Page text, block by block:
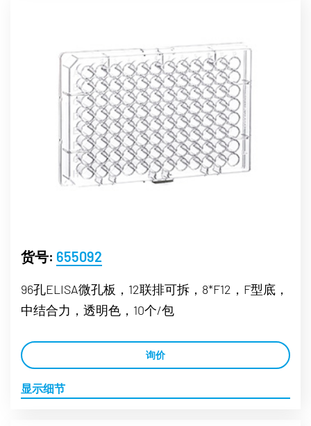
货号: 655092
96孔ELISA微孔板，12联排可拆，8*F12，F型底，
中结合力，透明色，10个/包
询价
显示细节